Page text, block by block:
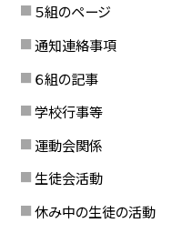
５組のページ
通知連絡事項
６組の記事
学校行事等
運動会関係
生徒会活動
休み中の生徒の活動